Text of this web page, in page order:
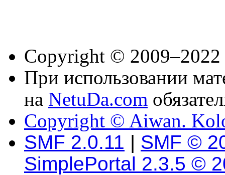
Copyright © 2009–2022
При использовании
на NetuDa.com
Copyright © Aiwan.
SMF 2.0.11 | SMF ©
SimplePortal 2.3.5 ©